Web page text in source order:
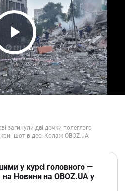
Video
у курсі головного —
на Новини на OBOZ.UA у